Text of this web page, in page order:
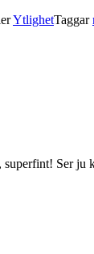
YtlighetTaggar
Ser ju